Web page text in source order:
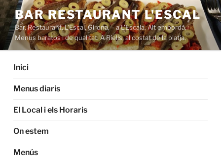
Saltar
al
contenido
BAR RESTAURANT L'ESCAL
Bar, Restaurant, L'Escal, Girona, – a L'Escala. Alt empordà,
Menus baratos i de qualitat. A Riells, al costat de la platja.
Inici
Menus diaris
El Local i els Horaris
On estem
Menús